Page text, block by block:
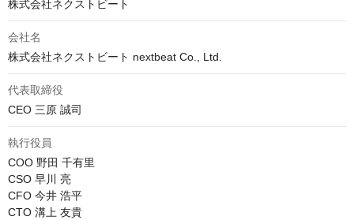
株式会社ネクストビート
会社名
株式会社ネクストビート nextbeat Co., Ltd.
代表取締役
CEO 三原 誠司
執行役員
COO 野田 千有里
CSO 早川 亮
CFO 今井 浩平
CTO 溝上 友貴